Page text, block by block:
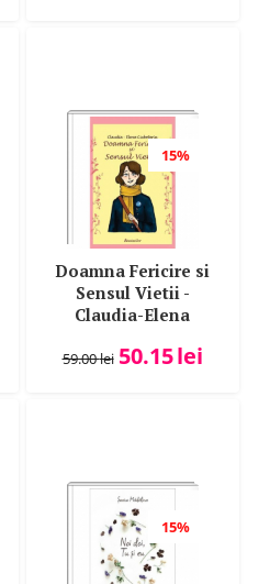
15%
Doamna Fericire si
Sensul Vietii -
Claudia-Elena
59.00lei 50.15lei
15%